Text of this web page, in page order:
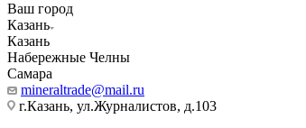
Ваш город
Казань
Казань
Набережные Челны
Самара
mineraltrade@mail.ru
г.Казань, ул.Журналистов, д.103